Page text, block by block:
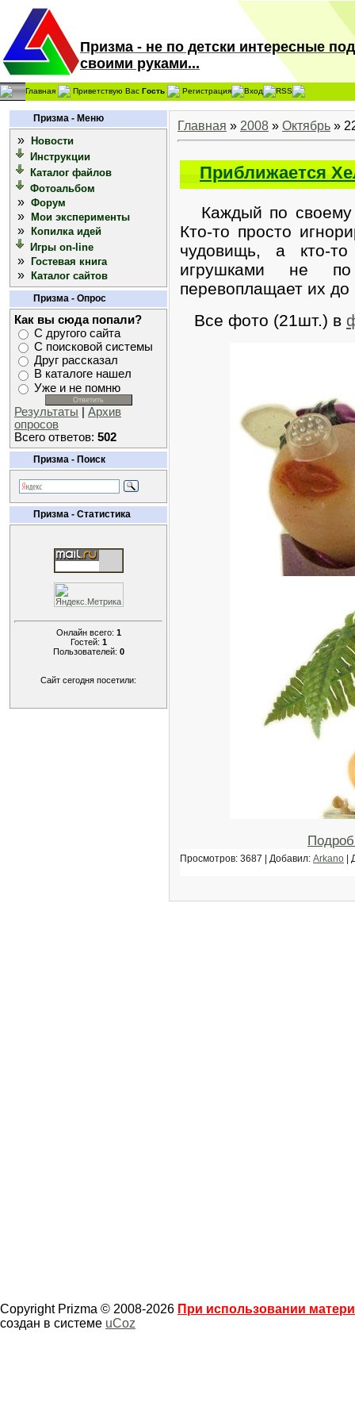
Призма - не по детски интересные
своими руками...
Главная Приветствую Вас Гость Регистрация Вход RSS
Призма - Меню
»
Новости
Инструкции
Каталог файлов
Фотоальбом
» Форум
» Мои эксперименты
»
Копилка идей
Игры on-line
» Гостевая книга
» Каталог сайтов
Призма - Опрос
Как вы сюда попали?
С другого сайта
С поисковой системы
Друг рассказал
В каталоге нашел
Уже и не помню
Результаты
Архив
опросов
Всего ответов: 502
Призма - Поиск
Призма - Статистика
Онлайн всего: 1
Гостей: 1
Пользователей: 0
Сайт сегодня посетили:
Главная » 2008 » Октябрь »
Приближается
Каждый по своему
Кто-то просто
чудовищь, а кто-
игрушками не
перевоплащает их до
Все фото (21шт.) в
Просмотров: 3687 | Добавил: Arkano |
Copyright Prizma © 2008-2026 При использовании
создан в системе uCoz